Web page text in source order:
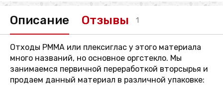
Описание Отзывы 1
Отходы PMMA или плексиглаc у этого материала
много названий, но основное оргстекло. Мы
занимаемся первичной переработкой вторсырья и
продаем данный материал в различной упаковке: